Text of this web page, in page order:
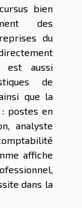
bien
des
du
est aussi
de
que la
postes en
analyste
affiche
dans la